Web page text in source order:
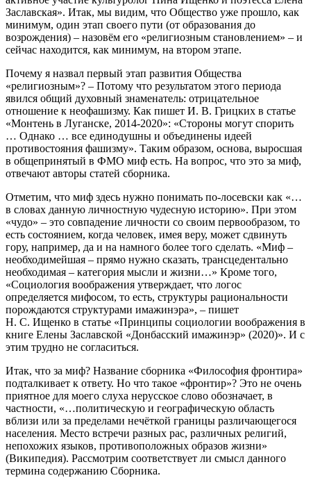
Заславская». Итак, мы видим, что Общество уже прошло, как
минимум, один этап своего пути (от образования до
возрождения) – назовём его «религиозным становлением» – и
сейчас находится, как минимум, на втором этапе.
Почему я назвал первый этап развития Общества
«религиозным»? – Потому что результатом этого периода
явился общий духовный знаменатель: отрицательное
отношение к неофашизму. Как пишет И. В. Грицких в статье
«Монтень в Луганске, 2014-2020»: «Стороны могут спорить
… Однако … все единодушны и объединены идеей
противостояния фашизму». Таким образом, основа, выросшая
в общепринятый в ФМО миф есть. На вопрос, что это за миф,
отвечают авторы статей сборника.
Отметим, что миф здесь нужно понимать по-лосевски как «…
в словах данную личностную чудесную историю». При этом
«чудо» – это совпадение личности со своим первообразом, то
есть состоянием, когда человек, имея веру, может сдвинуть
гору, например, да и на намного более того сделать. «Миф –
необходимейшая – прямо нужно сказать, трансцедентально
необходимая – категория мысли и жизни…» Кроме того,
«Социология воображения утверждает, что логос
определяется мифосом, то есть, структуры рациональности
порождаются структурами имажинэра», – пишет
Н. С. Ищенко в статье «Принципы социологии воображения в
книге Елены Заславской «Донбасский имажинэр» (2020)». И с
этим трудно не согласиться.
Итак, что за миф? Название сборника «Философия фронтира»
подталкивает к ответу. Но что такое «фронтир»? Это не очень
приятное для моего слуха нерусское слово обозначает, в
частности, «…политическую и географическую область
вблизи или за пределами нечёткой границы различающегося
населения. Место встречи разных рас, различных религий,
непохожих языков, противоположных образов жизни»
(Википедия). Рассмотрим соответствует ли смысл данного
термина содержанию Сборника.